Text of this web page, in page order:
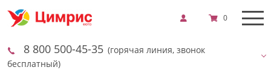
8 800 500-45-35 (горячая линия, звонок
бесплатный)
0